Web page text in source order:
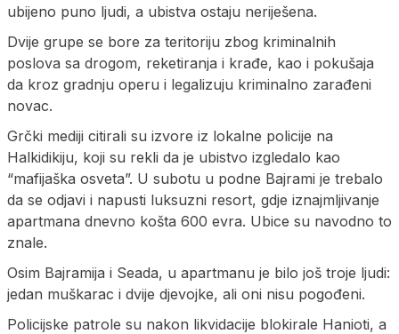
ubijeno puno ljudi, a ubistva ostaju neriješena.
Dvije grupe se bore za teritoriju zbog kriminalnih
poslova sa drogom, reketiranja i krađe, kao i pokušaja
da kroz gradnju operu i legalizuju kriminalno zarađeni
novac.
Grčki mediji citirali su izvore iz lokalne policije na
Halkidikiju, koji su rekli da je ubistvo izgledalo kao
“mafijaška osveta”. U subotu u podne Bajrami je trebalo
da se odjavi i napusti luksuzni resort, gdje iznajmljivanje
apartmana dnevno košta 600 evra. Ubice su navodno to
znale.
Osim Bajramija i Seada, u apartmanu je bilo još troje ljudi:
jedan muškarac i dvije djevojke, ali oni nisu pogođeni.
Policijske patrole su nakon likvidacije blokirale Hanioti, a